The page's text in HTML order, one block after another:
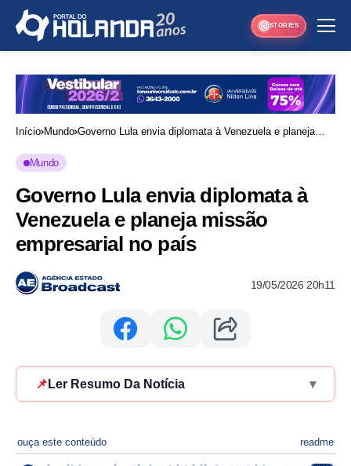
STORIES
Início Mundo Governo Lula envia diplomata à Venezuela e planeja
Mundo
Governo Lula envia diplomata à
Venezuela e planeja missão
empresarial no país
19/05/2026 20h11
📌 Ler Resumo Da Notícia ▾
ouça este conteúdo readme